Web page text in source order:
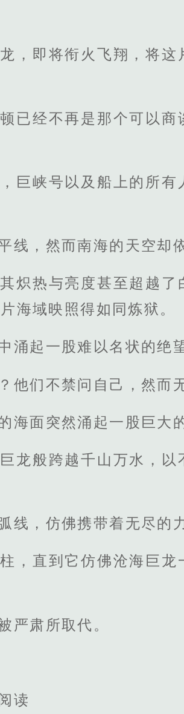
，即将衔火飞翔，将这
已经不再是那个可以商
巨峡号以及船上的所有
线，然而南海的天空却
炽热与亮度甚至超越了
海域映照得如同炼狱。
涌起一股难以名状的绝
他们不禁问自己，然而
海面突然涌起一股巨大
龙般跨越千山万水，以
线，仿佛携带着无尽的
，直到它仿佛沧海巨龙
严肃所取代。
读